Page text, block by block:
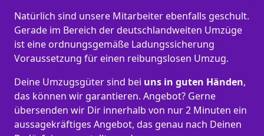
Natürlich sind unsere Mitarbeiter ebenfalls geschult.
Gerade im Bereich der deutschlandweiten Umzüge
ist eine ordnungsgemäße Ladungssicherung
Voraussetzung für einen reibungslosen Umzug.
Deine Umzugsgüter sind bei uns in guten Händen,
das können wir garantieren. Angebot? Gerne
übersenden wir Dir innerhalb von nur 2 Minuten ein
aussagekräftiges Angebot, das genau nach Deinen